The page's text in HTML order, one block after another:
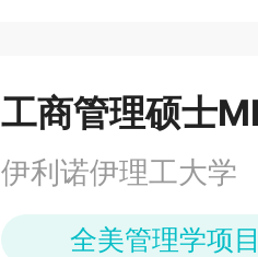
工商管理硕士
伊利诺伊理工大学
全美管理学项